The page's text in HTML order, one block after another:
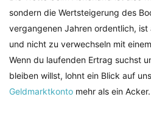
sondern die Wertsteigerung des
vergangenen Jahren ordentlich,
und nicht zu verwechseln mit
Wenn du laufenden Ertrag suchst
bleiben willst, lohnt ein Blick auf
Geldmarktkonto mehr als ein Acker.